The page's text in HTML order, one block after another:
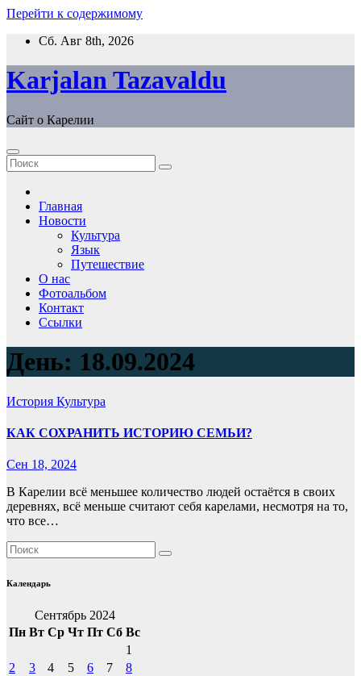
Перейти к содержимому
Сб. Авг 8th, 2026
Karjalan Tazavaldu
Сайт о Карелии
Главная
Новости
Культура
Язык
Путешествие
О нас
Фотоальбом
Контакт
Ссылки
День: 18.09.2024
История Культура
КАК СОХРАНИТЬ ИСТОРИЮ СЕМЬИ?
Сен 18, 2024
В Карелии всё меньшее количество людей остаётся в своих
деревнях, всё меньше считают себя карелами, несмотря на то,
что все…
Календарь
Сентябрь 2024
Пн Вт Ср Чт Пт Сб Вс
1
2
3 4 5 6 7
8